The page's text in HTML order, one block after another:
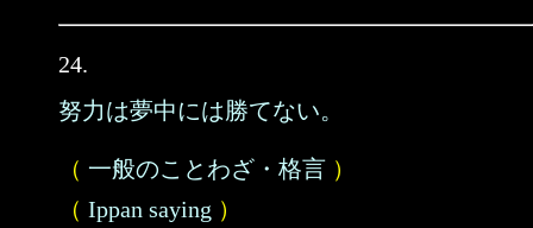
24.
努力は夢中には勝てない。
（ 一般のことわざ・格言 ）
（ Ippan saying ）